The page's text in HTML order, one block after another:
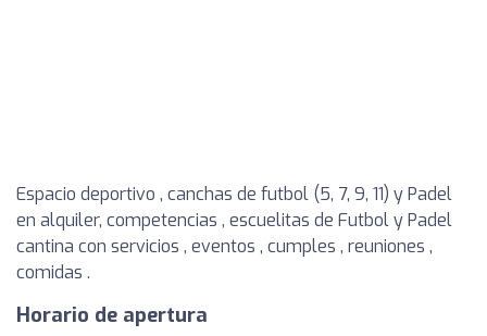
Espacio deportivo , canchas de futbol (5, 7, 9, 11) y Padel
en alquiler, competencias , escuelitas de Futbol y Padel
cantina con servicios , eventos , cumples , reuniones ,
comidas .
Horario de apertura